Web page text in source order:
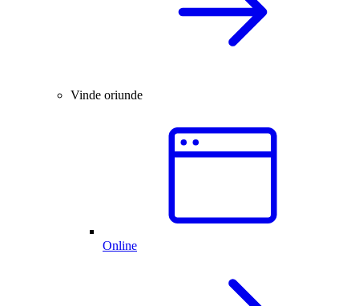
Vinde oriunde
Online